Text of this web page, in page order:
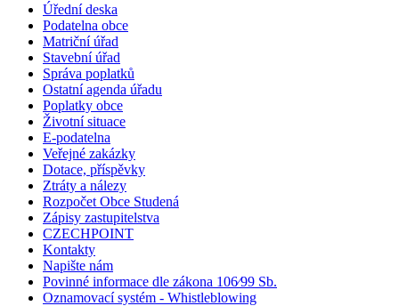
Úřední deska
Podatelna obce
Matriční úřad
Stavební úřad
Správa poplatků
Ostatní agenda úřadu
Poplatky obce
Životní situace
E-podatelna
Veřejné zakázky
Dotace, příspěvky
Ztráty a nálezy
Rozpočet Obce Studená
Zápisy zastupitelstva
CZECHPOINT
Kontakty
Napište nám
Povinné informace dle zákona 106⁄99 Sb.
Oznamovací systém - Whistleblowing